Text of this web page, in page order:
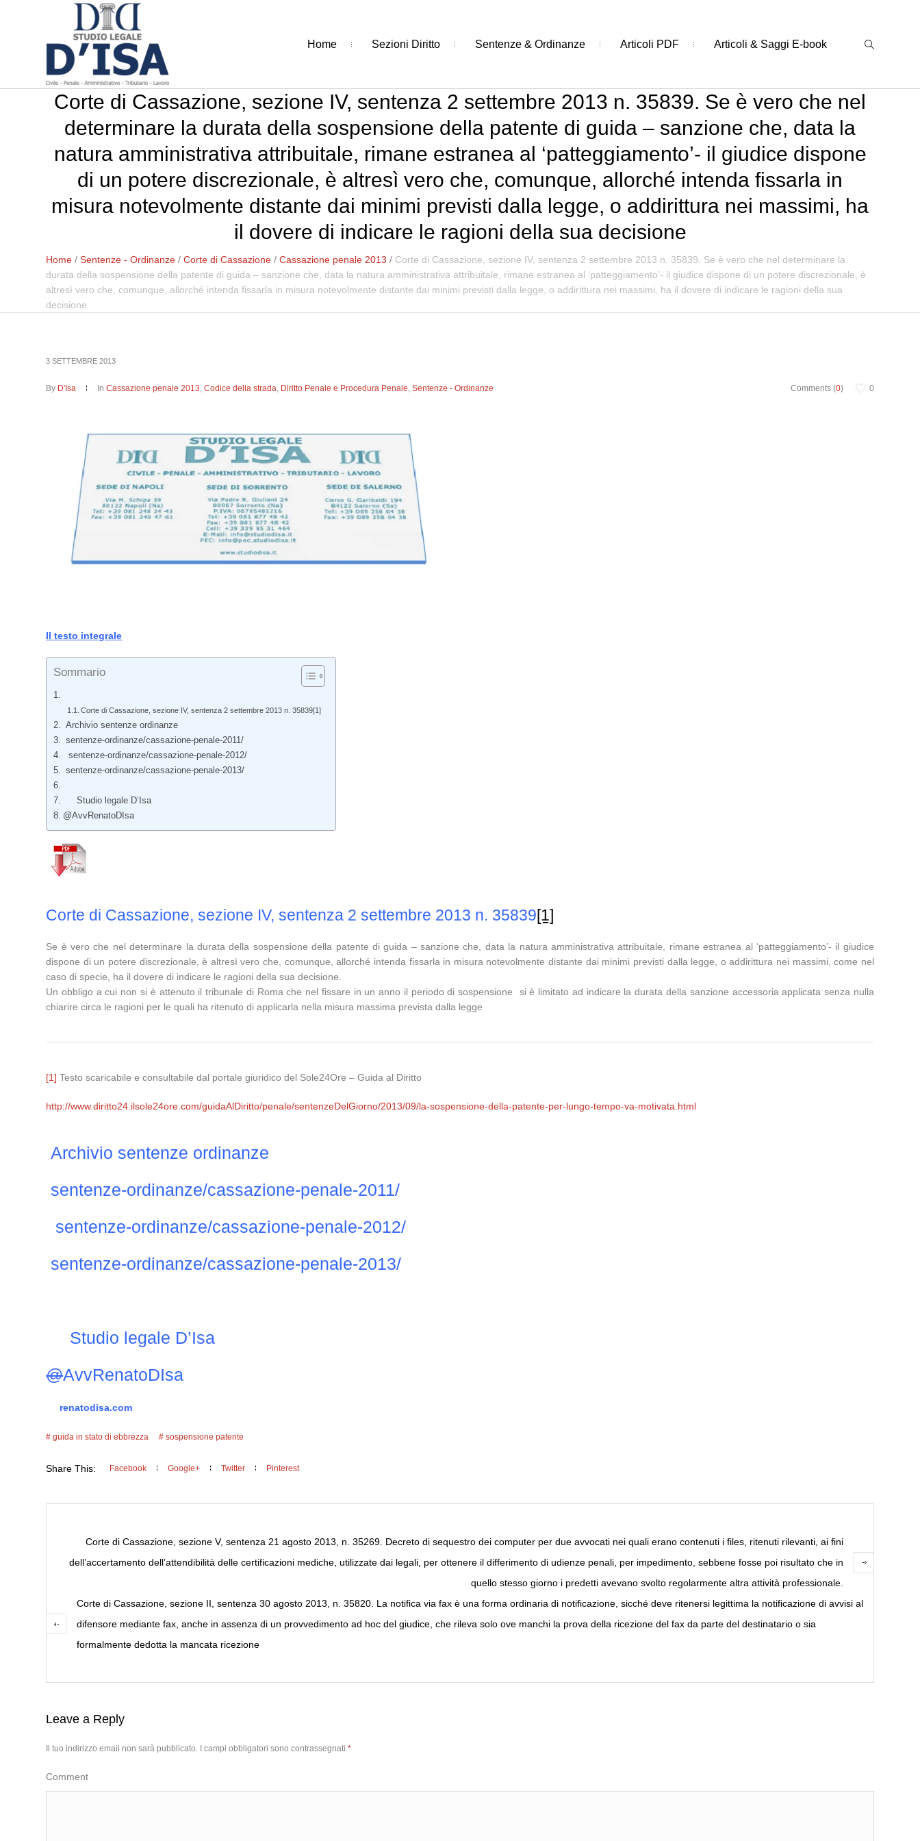
Home Sezioni Diritto Sentenze & Ordinanze Articoli PDF Articoli & Saggi E-book
Corte di Cassazione, sezione IV, sentenza 2 settembre 2013 n. 35839. Se è vero che nel
determinare la durata della sospensione della patente di guida – sanzione che, data la
natura amministrativa attribuitale, rimane estranea al ‘patteggiamento’- il giudice dispone
di un potere discrezionale, è altresì vero che, comunque, allorché intenda fissarla in
misura notevolmente distante dai minimi previsti dalla legge, o addirittura nei massimi, ha
il dovere di indicare le ragioni della sua decisione
Home /Sentenze - Ordinanze /Corte di Cassazione /Cassazione penale 2013 / Corte di Cassazione, sezione IV, sentenza 2 settembre 2013 n. 35839. Se è vero che nel determinare la
durata della sospensione della patente di guida – sanzione che, data la natura amministrativa attribuitale, rimane estranea al ‘patteggiamento’- il giudice dispone di un potere discrezionale, è
altresì vero che, comunque, allorché intenda fissarla in misura notevolmente distante dai minimi previsti dalla legge, o addirittura nei massimi, ha il dovere di indicare le ragioni della sua
decisione
3 SETTEMBRE 2013
Comments (0) 0
By D'Isa InCassazione penale 2013,Codice della strada, Diritto Penale e Procedura Penale,Sentenze - Ordinanze
Il testo integrale
Sommario
Corte di Cassazione, sezione IV, sentenza 2 settembre 2013 n. 35839[1]
Archivio sentenze ordinanze
sentenze-ordinanze/cassazione-penale-2011/
sentenze-ordinanze/cassazione-penale-2012/
sentenze-ordinanze/cassazione-penale-2013/
Studio legale D’Isa
@AvvRenatoDIsa
Corte di Cassazione, sezione IV, sentenza 2 settembre 2013 n. 35839[1]
Se è vero che nel determinare la durata della sospensione della patente di guida – sanzione che, data la natura amministrativa attribuitale, rimane estranea al ‘patteggiamento’- il giudice
dispone di un potere discrezionale, è altresì vero che, comunque, allorché intenda fissarla in misura notevolmente distante dai minimi previsti dalla legge, o addirittura nei massimi, come nel
caso di specie, ha il dovere di indicare le ragioni della sua decisione.
Un obbligo a cui non si è attenuto il tribunale di Roma che nel fissare in un anno il periodo di sospensione si è limitato ad indicare la durata della sanzione accessoria applicata senza nulla
chiarire circa le ragioni per le quali ha ritenuto di applicarla nella misura massima prevista dalla legge
[1] Testo scaricabile e consultabile dal portale giuridico del Sole24Ore – Guida al Diritto
http://www.diritto24.ilsole24ore.com/guidaAlDiritto/penale/sentenzeDelGiorno/2013/09/la-sospensione-della-patente-per-lungo-tempo-va-motivata.html
Archivio sentenze ordinanze
sentenze-ordinanze/cassazione-penale-2011/
sentenze-ordinanze/cassazione-penale-2012/
sentenze-ordinanze/cassazione-penale-2013/
Studio legale D’Isa
@AvvRenatoDIsa
renatodisa.com
guida in stato di ebbrezza sospensione patente
Share This: Facebook Google+ Twitter Pinterest
Corte di Cassazione, sezione V, sentenza 21 agosto 2013, n. 35269. Decreto di sequestro dei computer per due avvocati nei quali erano contenuti i files, ritenuti rilevanti, ai fini
dell’accertamento dell’attendibilità delle certificazioni mediche, utilizzate dai legali, per ottenere il differimento di udienze penali, per impedimento, sebbene fosse poi risultato che in
quello stesso giorno i predetti avevano svolto regolarmente altra attività professionale.
Corte di Cassazione, sezione II, sentenza 30 agosto 2013, n. 35820. La notifica via fax è una forma ordinaria di notificazione, sicché deve ritenersi legittima la notificazione di avvisi al
difensore mediante fax, anche in assenza di un provvedimento ad hoc del giudice, che rileva solo ove manchi la prova della ricezione del fax da parte del destinatario o sia
formalmente dedotta la mancata ricezione
Leave a Reply
Il tuo indirizzo email non sarà pubblicato. I campi obbligatori sono contrassegnati*
Comment